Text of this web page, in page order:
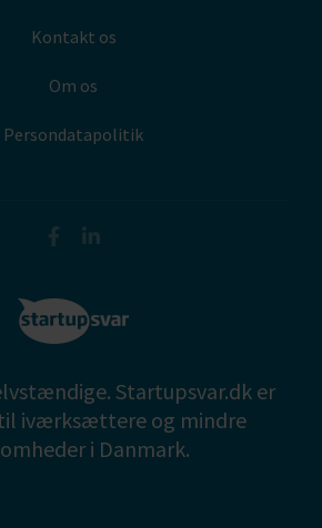
Kontakt os
Om os
Persondatapolitik
Startupsvar.dk er
til iværksættere og mindre
i Danmark.